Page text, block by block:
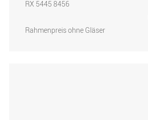
RX 5445 8456
Rahmenpreis ohne Gläser